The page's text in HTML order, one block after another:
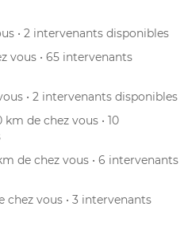
• 2 intervenants disponibles
vous • 65 intervenants
• 2 intervenants disponibles
km de chez vous • 10
km de chez vous • 6 intervenants
chez vous • 3 intervenants